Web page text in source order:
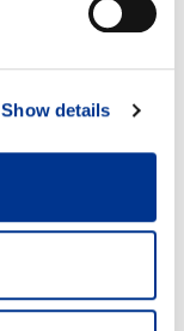
Show details